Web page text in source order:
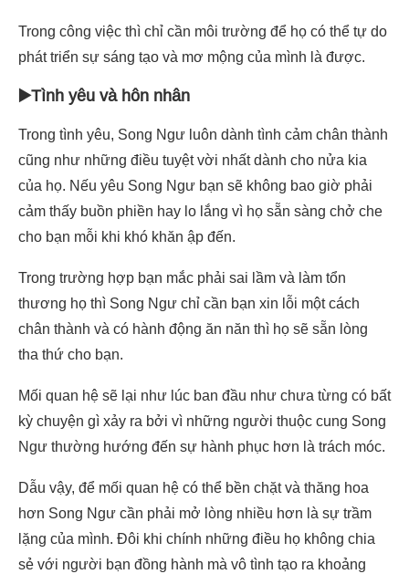
Trong công việc thì chỉ cần môi trường để họ có thể tự do
phát triển sự sáng tạo và mơ mộng của mình là được.
▶️Tình yêu và hôn nhân
Trong tình yêu, Song Ngư luôn dành tình cảm chân thành
cũng như những điều tuyệt vời nhất dành cho nửa kia
của họ. Nếu yêu Song Ngư bạn sẽ không bao giờ phải
cảm thấy buồn phiền hay lo lắng vì họ sẵn sàng chở che
cho bạn mỗi khi khó khăn ập đến.
Trong trường hợp bạn mắc phải sai lầm và làm tổn
thương họ thì Song Ngư chỉ cần bạn xin lỗi một cách
chân thành và có hành động ăn năn thì họ sẽ sẵn lòng
tha thứ cho bạn.
Mối quan hệ sẽ lại như lúc ban đầu như chưa từng có bất
kỳ chuyện gì xảy ra bởi vì những người thuộc cung Song
Ngư thường hướng đến sự hành phục hơn là trách móc.
Dẫu vậy, để mối quan hệ có thể bền chặt và thăng hoa
hơn Song Ngư cần phải mở lòng nhiều hơn là sự trầm
lặng của mình. Đôi khi chính những điều họ không chia
sẻ với người bạn đồng hành mà vô tình tạo ra khoảng